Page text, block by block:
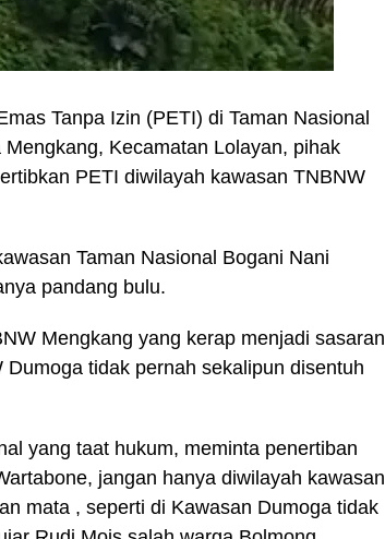
Tanpa Izin (PETI) di Taman Nasional
Kecamatan Lolayan, pihak
PETI diwilayah kawasan TNBNW
Taman Nasional Bogani Nani
pandang bulu.
Mengkang yang kerap menjadi sasaran
tidak pernah sekalipun disentuh
yang taat hukum, meminta penertiban
jangan hanya diwilayah kawasan
mata , seperti di Kawasan Dumoga tidak